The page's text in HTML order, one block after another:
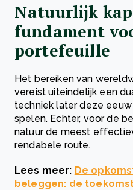
Natuurlijk
fundament
portefeuille
Het bereiken van
vereist uiteindelijk een
techniek later deze
spelen. Echter, voor de
natuur de meest
rendabele route.
Lees meer: De
beleggen: de